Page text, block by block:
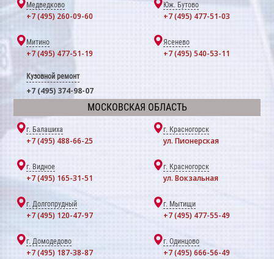
Медведково
+7 (495) 260-09-60
Юж. Бутово
+7 (495) 477-51-03
Митино
+7 (495) 477-51-19
Ясенево
+7 (495) 540-53-11
Кузовной ремонт
+7 (495) 374-98-07
МОСКОВСКАЯ ОБЛАСТЬ
г. Балашиха
+7 (495) 488-66-25
г. Красногорск
ул. Пионерская
г. Видное
+7 (495) 165-31-51
г. Красногорск
ул. Вокзальная
г. Долгопрудный
+7 (495) 120-47-97
г. Мытищи
+7 (495) 477-55-49
г. Домодедово
+7 (495) 187-38-87
г. Одинцово
+7 (495) 666-56-49